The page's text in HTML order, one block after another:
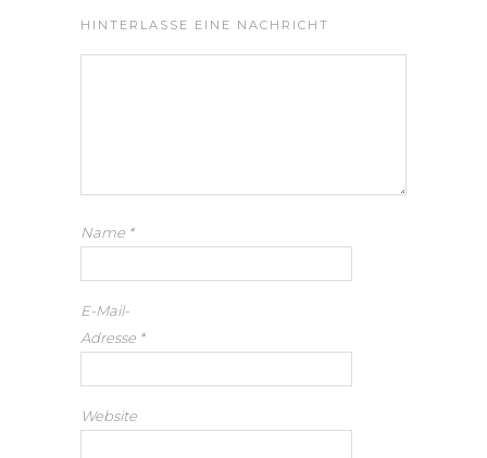
HINTERLASSE EINE NACHRICHT
Name *
E-Mail-
Adresse *
Website